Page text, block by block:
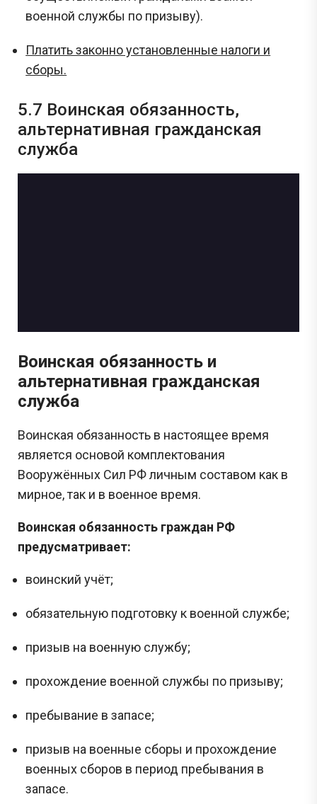
военной службы по призыву).
Платить законно установленные налоги и
сборы.
5.7 Воинская обязанность,
альтернативная гражданская
служба
Воинская обязанность и
альтернативная гражданская
служба
Воинская обязанность в настоящее время
является основой комплектования
Вооружённых Сил РФ личным составом как в
мирное, так и в военное время.
Воинская обязанность граждан РФ
предусматривает:
воинский учёт;
обязательную подготовку к военной службе;
призыв на военную службу;
прохождение военной службы по призыву;
пребывание в запасе;
призыв на военные сборы и прохождение
военных сборов в период пребывания в
запасе.
Сливы ЕГЭ в Telegram
Подпишись и получай бесплатно